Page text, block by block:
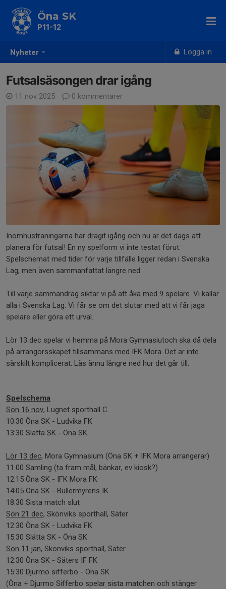
Nyheter Logga in
Öna SK
P11-12
Futsalsäsongen drar igång
11 nov 2025 0 kommentarer
Inomhusträningarna har dragit igång och nu är det dags att
planera för futsal! En ny spelform vi inte testat förut.
Spelschemat med tider för varje tillfälle ligger redan i Svenska
Lag, men även sammanfattat längre ned.
Till varje sammandrag siktar vi på att åka med 9 spelare. Vi kallar
alla i Svenska Lag. Vi får se om det slutar med att vi får jaga
spelare eller göra ett urval.
Lör 13 dec spelar vi hemma på Mora Gymnasiutoch ska då dela
på arrangörsskapet tillsammans med IFK Mora. Det är inte
särskilt komplicerat. Läs ännu längre ned hur det går till.
Spelschema
Sön 16 nov, Lugnet sporthall C
10:30 Öna SK - Ludvika FK
13:30 Slätta SK - Öna SK
Lör 13 dec, Mora Gymnasium (Öna SK + IFK Mora arrangerar)
11:00 Samling (ta fram mål, bänkar, ev kiosk?)
12:15 Öna SK - IFK Mora FK
14:05 Öna SK - Bullermyrens IK
18:30 Sista match slut
Sön 21 dec, Skönviks sporthall, Säter
12:30 Öna SK - Ludvika FK
15:30 Slätta SK - Öna SK
Sön 11 jan, Skönviks sporthall, Säter
12:30 Öna SK - Säters IF FK
15:30 Djurmo sifferbo - Öna SK
(Öna + Djurmo Sifferbo spelar sista matchen och stänger